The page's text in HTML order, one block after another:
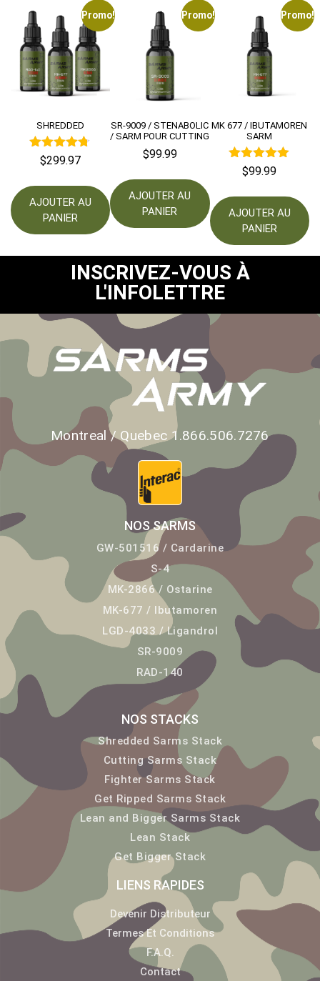
Promo!
SHREDDED
Note
$299.97
AJOUTER AU
PANIER
Promo!
SR-9009 / STENABOLIC
/ SARM POUR CUTTING
$99.99
AJOUTER AU
PANIER
Promo!
MK 677 / IBUTAMOREN
SARM
Note
$99.99
AJOUTER AU
PANIER
INSCRIVEZ-VOUS À
L'INFOLETTRE
Montreal / Quebec 1.866.506.7276
NOS SARMS
GW-501516 / Cardarine
S-4
MK-2866 / Ostarine
MK-677 / Ibutamoren
LGD-4033 / Ligandrol
SR-9009
RAD-140
NOS STACKS
Shredded Sarms Stack
Cutting Sarms Stack
Fighter Sarms Stack
Get Ripped Sarms Stack
Lean and Bigger Sarms Stack
Lean Stack
Get Bigger Stack
LIENS RAPIDES
Devenir Distributeur
Termes Et Conditions
F.A.Q.
Contact